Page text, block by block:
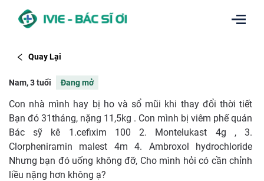
Quay Lại
Nam, 3 tuổi Đang mở
Con nhà mình hay bị ho và sổ mũi khi thay đổi thời tiết
Bạn đó 31tháng, nặng 11,5kg . Con mình bị viêm phế quản
Bác sỹ kê 1.cefixim 100 2. Montelukast 4g , 3.
Clorpheniramin malest 4m 4. Ambroxol hydrochloride
Nhưng bạn đó uống không đỡ, Cho mình hỏi có cần chỉnh
liều nặng hơn không ạ?